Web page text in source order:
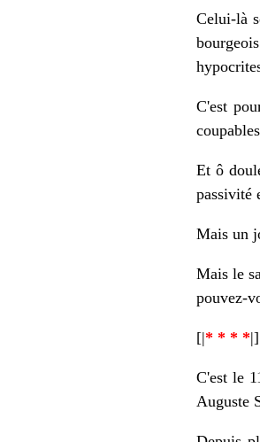
Celui-là
C'est
Et ô
passivité
Mais un
Mais le
pouvez-
[|* * * *|]
C'est le
Auguste